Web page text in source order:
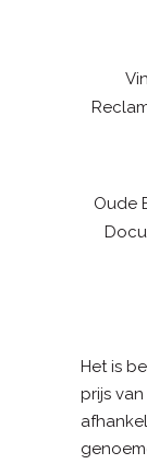
Oude
Het is
prijs